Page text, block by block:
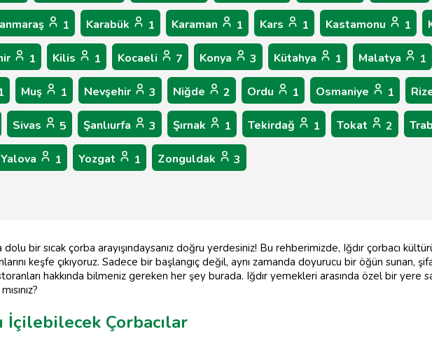
1 Karabük 1 Karaman 1 Kars 1 Kastamonu 1
1 Kilis 1 Kocaeli 7 Konya 3 Kütahya 1 Malatya 1
Muş 1 Nevşehir 3 Niğde 2 Ordu 1 Osmaniye 1
Sivas 5 Şanlıurfa 3 Şırnak 1 Tekirdağ 1 Tokat 2
Yalova 1 Yozgat 1 Zonguldak 3
dolu bir sıcak çorba arayışındaysanız doğru yerdesiniz! Bu rehberimizde, Iğdır çorbacı
keşfe çıkıyoruz. Sadece bir başlangıç değil, aynı zamanda doyurucu bir öğün sunan,
hakkında bilmeniz gereken her şey burada. Iğdır yemekleri arasında özel bir yere
İçilebilecek Çorbacılar